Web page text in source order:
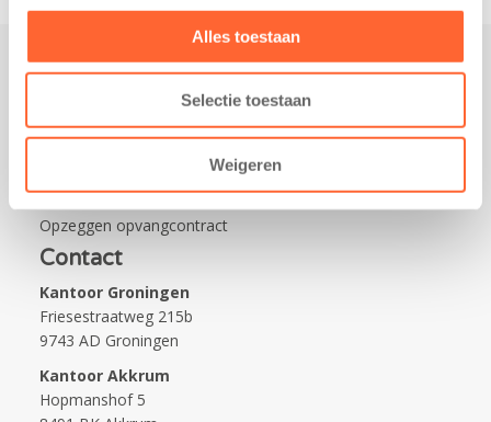
Alles toestaan
Selectie toestaan
Weigeren
Werken bij Kids First
Wijzigen opvangcontract
Opzeggen opvangcontract
Contact
Kantoor Groningen
Friesestraatweg 215b
9743 AD Groningen
Kantoor Akkrum
Hopmanshof 5